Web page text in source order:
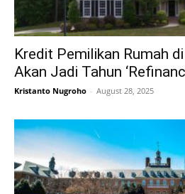
Kredit Pemilikan Rumah
Akan Jadi Tahun
Kristanto Nugroho - August 28, 2025